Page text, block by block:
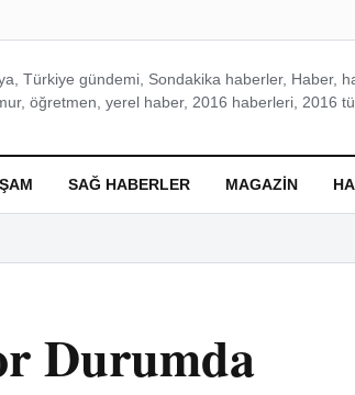
Türkiye gündemi, Sondakika haberler, Haber,
öğretmen, yerel haber, 2016 haberleri, 2016
SAĞ HABERLER MAGAZIN
Durumda